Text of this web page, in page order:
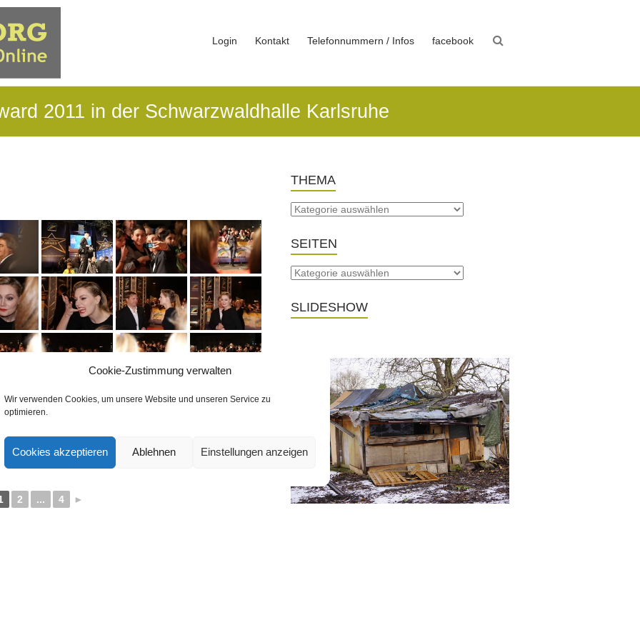
Cookie-Zustimmung verwalten
Wir verwenden Cookies, um unsere Website und unseren Service zu
optimieren.
Cookies akzeptieren Ablehnen Einstellungen anzeigen
Login Kontakt Telefonnummern / Infos facebook
2011 in der Schwarzwaldhalle Karlsruhe
AS SLIDESHOW]
2 ... 4 ►
THEMA
SEITEN
SLIDESHOW